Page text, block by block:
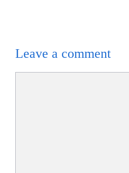
Leave a comment